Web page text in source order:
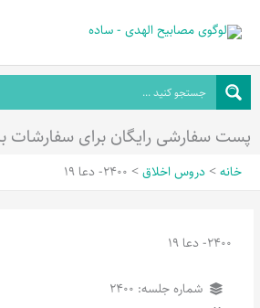
محتوا
پست سفارشی رایگان برای سفارشات بالای ۳۰۰.۰۰۰
خانه دروس اخلاق 2400- دعا 19
2400- دعا 19
شماره جلسه: 2400